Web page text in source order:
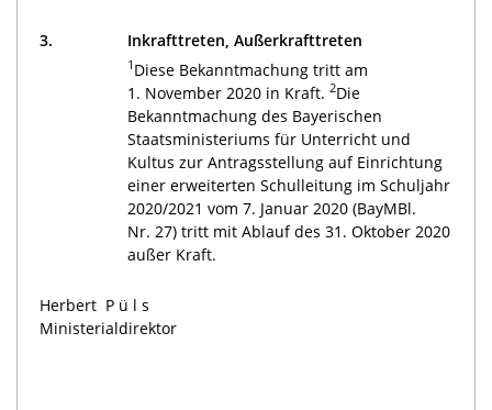
3. Inkrafttreten, Außerkrafttreten
1 Diese Bekanntmachung tritt am
1. November 2020 in Kraft. 2Die
Bekanntmachung des Bayerischen
Staatsministeriums für Unterricht und
Kultus zur Antragsstellung auf Einrichtung
einer erweiterten Schulleitung im Schuljahr
2020/2021 vom 7. Januar 2020 (BayMBl.
Nr. 27) tritt mit Ablauf des 31. Oktober 2020
außer Kraft.
Herbert Püls
Ministerialdirektor